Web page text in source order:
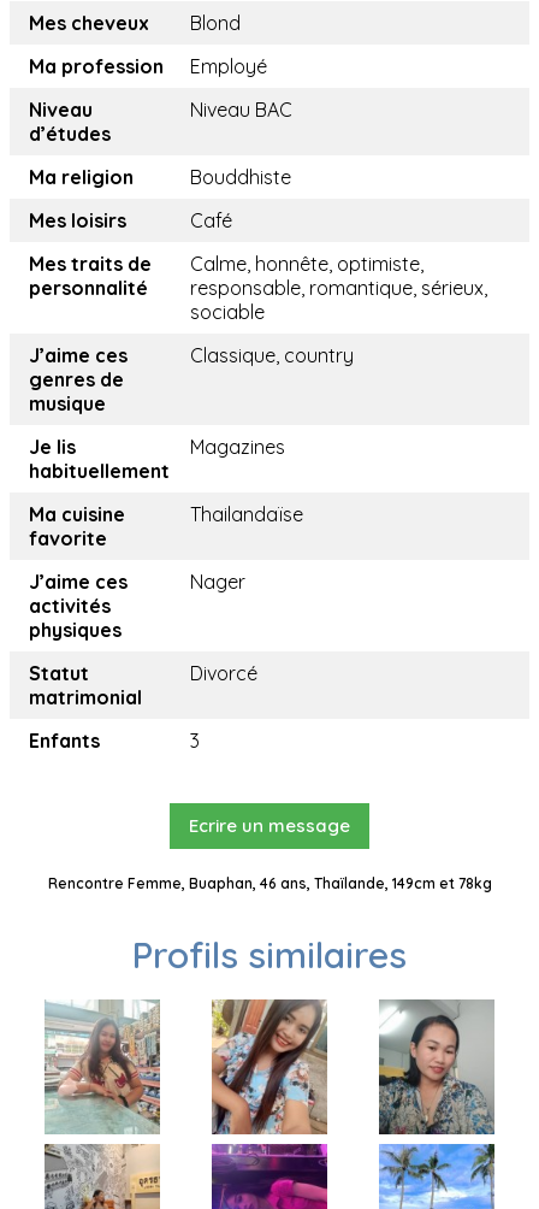
Mes cheveux
Blond
Ma profession
Employé
Niveau
d’études
Niveau BAC
Ma religion
Bouddhiste
Mes loisirs
Café
Mes traits de
personnalité
Calme, honnête, optimiste,
responsable, romantique, sérieux,
sociable
J’aime ces
genres de
musique
Classique, country
Je lis
habituellement
Magazines
Ma cuisine
favorite
Thailandaïse
J’aime ces
activités
physiques
Nager
Statut
matrimonial
Divorcé
Enfants 3
Ecrire un message
Rencontre Femme, Buaphan, 46 ans, Thaïlande, 149cm et 78kg
Profils similaires